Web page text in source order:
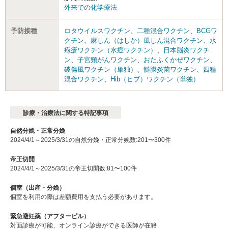
外来での化学療法
予防接種 ロタウイルスワクチン 二種混合ワクチン
BCGワ
クチン
麻しん（はしか）風しん混合ワクチン
水
疱瘡ワクチン（水痘ワクチン）
日本脳炎ワクチ
ン
子宮頸がんワクチン おたふくかぜワクチン
破傷風ワクチン（単独）
髄膜炎菌ワクチン
四種
混合ワクチン
Hib（ヒブ）ワクチン（単独）
診療・治療法に関する特記事項
自然分娩・正常分娩
2024/4/1～2025/3/31の自然分娩・正常分娩数:201〜300件
帝王切開
2024/4/1～2025/3/31の帝王切開数:81〜100件
個室（出産・分娩）
個室を利用の際は差額費用を支払う必要があります。
緊急避妊薬（アフターピル）
対面診療が可能、オンライン診療ができる医師が在籍